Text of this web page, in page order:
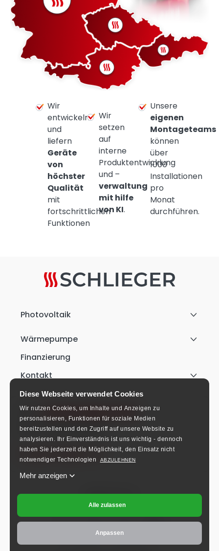
Diese Webseite verwendet Cookies
Wir nutzen Cookies, um Inhalte und Anzeigen zu
personalisieren, Funktionen für soziale Medien
bereitzustellen und den Zugriff auf unsere Website zu
analysieren.
Ihr Einverständnis ist uns wichtig - dennoch
haben Sie jederzeit die Möglichkeit, den Einsatz nicht
notwendiger Technologien
ABZULEHNEN
Mehr anzeigen
Alle zulassen
Anpassen
Wir
entwickeln
und
liefern
Geräte
von
höchster
Qualität
mit
fortschrittlichen
Funktionen
Wir
setzen
auf
interne
Produktentwicklung
und –
verwaltung
mit hilfe
von KI.
Unsere
eigenen
Montageteams
können
über
1000
Installationen
pro
Monat
durchführen.
Photovoltaik
Wärmepumpe
Finanzierung
Kontakt
+49 911 9542 3170
Mo-Fr: 8:00-16:00 Uhr.
info@schlieger.de
Folgen Sie uns!